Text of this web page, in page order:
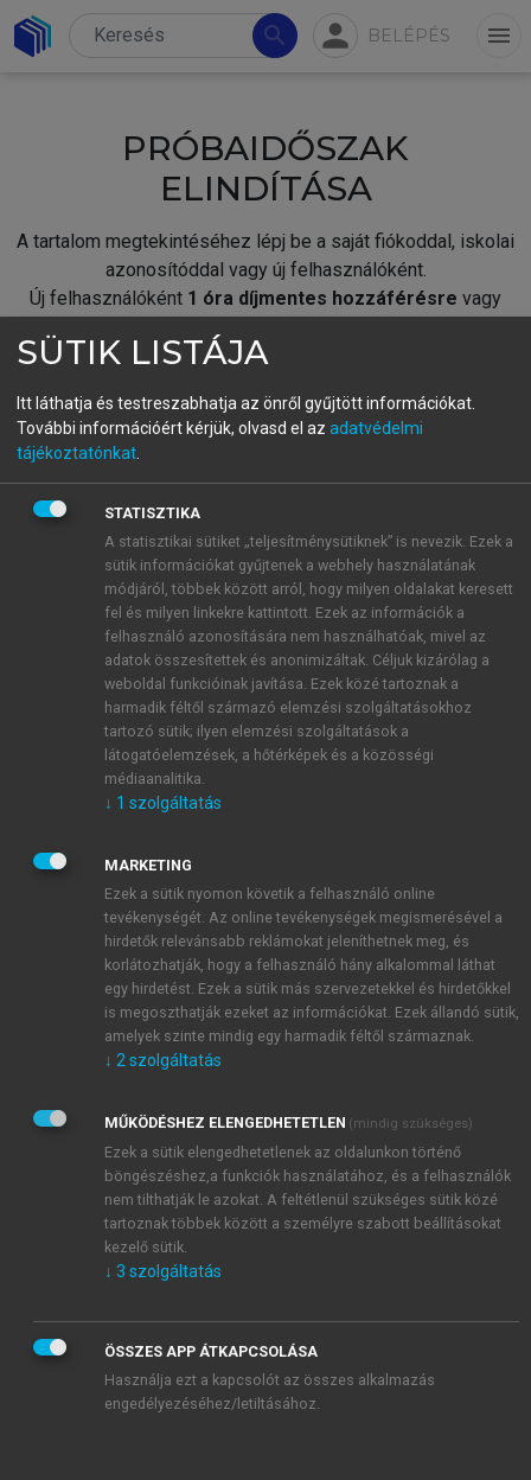
search person BELÉPÉS menu
PRÓBAIDŐSZAK
ELINDÍTÁSA
A tartalom megtekintéséhez lépj be a saját fiókoddal, iskolai
azonosítóddal vagy új felhasználóként.
Új felhasználóként 1 óra díjmentes hozzáférésre vagy
fiókoddal,vagy hozz létre új fiókot.
A regisztráció után apróbaidőszakautomatikusan
BELÉPÉS SAJÁT FIÓKKAL
ÚJ FIÓK LÉTREHOZÁSA
1 óra díjmentes hozzáférés
E-MAIL-CÍM
JELSZÓ
JELSZÓ ÚJRA
Kérek értesítést a MeRSZ újdonságairól, akcióiról.
Kérek értesítést az Akadémiai Kiadó Zrt. újdonságairól,
Adatkezelési tájékoztatóbanfoglaltakat tudomásul
veszem és elfogadom.
Általános vásárlási feltételeket, valamint a szotar.netés a
mersz.huoldalak licencszerződéseiben foglaltakat
tudomásul veszem és elfogadom.
KIPRÓBÁLOM
SÜTIK LISTÁJA
Itt láthatja és testreszabhatja az önről gyűjtött információkat.
További információért kérjük, olvasd el az adatvédelmi
tájékoztatónkat
STATISZTIKA
A statisztikai sütiket „teljesítménysütiknek” is nevezik. Ezek a
sütik információkat gyűjtenek a webhely használatának
módjáról, többek között arról, hogy milyen oldalakat keresett
fel és milyen linkekre kattintott. Ezek az információk a
felhasználó azonosítására nem használhatóak, mivel az
adatok összesítettek és anonimizáltak. Céljuk kizárólag a
weboldal funkcióinak javítása. Ezek közé tartoznak a
harmadik féltől származó elemzési szolgáltatásokhoz
tartozó sütik; ilyen elemzési szolgáltatások a
látogatóelemzések, a hőtérképek és a közösségi
médiaanalitika.
↓ 1 szolgáltatás
MARKETING
Ezek a sütik nyomon követik a felhasználó online
tevékenységét. Az online tevékenységek megismerésével a
hirdetők relevánsabb reklámokat jeleníthetnek meg, és
korlátozhatják, hogy a felhasználó hány alkalommal láthat
egy hirdetést. Ezek a sütik más szervezetekkel és hirdetőkkel
is megoszthatják ezeket az információkat. Ezek állandó sütik,
amelyek szinte mindig egy harmadik féltől származnak.
↓ 2 szolgáltatás
MŰKÖDÉSHEZ ELENGEDHETETLEN (mindig szükséges)
Ezek a sütik elengedhetetlenek az oldalunkon történő
böngészéshez,a funkciók használatához, és a felhasználók
nem tilthatják le azokat. A feltétlenül szükséges sütik közé
tartoznak többek között a személyre szabott beállításokat
kezelő sütik.
↓ 3 szolgáltatás
ÖSSZES APP ÁTKAPCSOLÁSA
Használja ezt a kapcsolót az összes alkalmazás
engedélyezéséhez/letiltásához.